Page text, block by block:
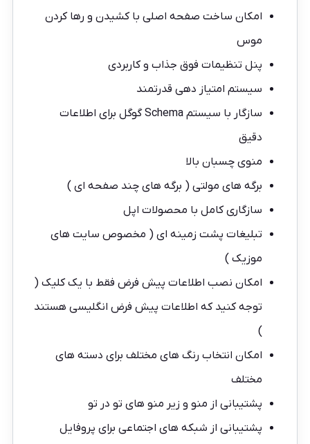
امکان ساخت صفحه اصلی با کشیدن و رها کردن
موس
پنل تنظیمات فوق جذاب و کاربردی
سیستم امتیاز دهی قدرتمند
سازگار با سیستم Schema گوگل برای اطلاعات
دقیق
منوی چسبان بالا
برگه های مولتی ( برگه های چند صفحه ای )
سازگاری کامل با محصولات اپل
تبلیغات پشت زمینه ای ( مخصوص سایت های
موزیک )
امکان نصب اطلاعات پیش فرض فقط با یک کلیک (
توجه کنید که اطلاعات پیش فرض انگلیسی هستند
)
امکان انتخاب رنگ های مختلف برای دسته های
مختلف
پشتیبانی از منو و زیر منو های تو در تو
پشتیبانی از شبکه های اجتماعی برای پروفایل